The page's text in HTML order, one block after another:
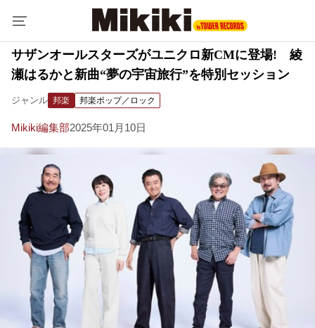
サザンオールスターズがユニクロ新CMに登場! 綾
瀬はるかと新曲“夢の宇宙旅行”を特別セッション
ジャンル 邦楽 邦楽ポップ／ロック
Mikiki編集部2025年01月10日